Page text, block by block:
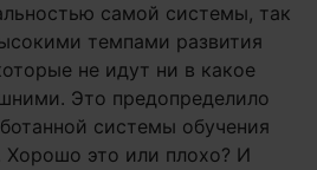
самой системы, так
темпами развития
не идут ни в какое
Это предопределило
системы обучения
Хорошо это или плохо? И